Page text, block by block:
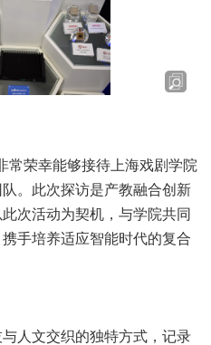
常荣幸能够接待上海戏剧学院
。此次探访是产教融合创新
次活动为契机，与学院共同
手培养适应智能时代的复合
人文交织的独特方式，记录